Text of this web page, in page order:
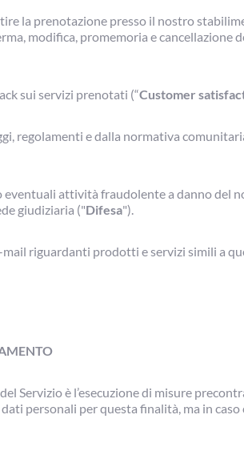
la prenotazione presso il nostro
modifica, promemoria e cancellazione
sui servizi prenotati (“Customer
regolamenti e dalla normativa
attività fraudolente a danno del
giudiziaria ("Difesa").
riguardanti prodotti e servizi simili a
Servizio è l’esecuzione di misure
personali per questa finalità, ma in